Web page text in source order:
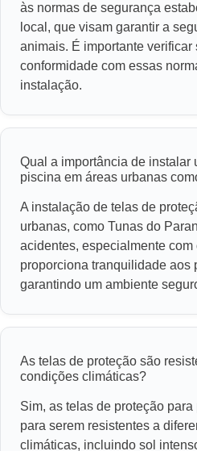
às normas de segurança
local, que visam garantir a
animais. É importante verificar
conformidade com essas
instalação.
Qual a importância de instalar
piscina em áreas urbanas
A instalação de telas de
urbanas, como Tunas do
acidentes, especialmente com
proporciona tranquilidade aos
garantindo um ambiente
As telas de proteção são
condições climáticas?
Sim, as telas de proteção
para serem resistentes a
climáticas, incluindo sol